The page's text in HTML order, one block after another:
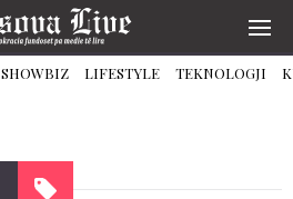
SHOWBIZ LIFESTYLE TEKNOLOGJI